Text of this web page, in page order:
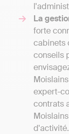
La
forte
cabinets
conseils
expert-
contrats
d'activité.